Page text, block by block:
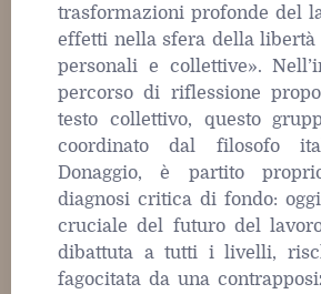
trasformazioni profonde del
effetti nella sfera della libertà
personali e collettive».
percorso di riflessione
testo collettivo, questo
coordinato dal filosofo
Donaggio, è partito
diagnosi critica di fondo:
cruciale del futuro del
dibattuta a tutti i livelli,
fagocitata da una